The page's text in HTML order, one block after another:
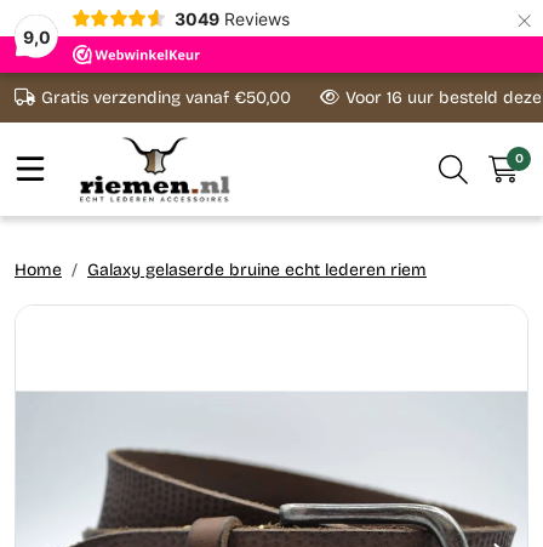
9,0
3049 Reviews ×
Ga naar content
Gratis verzending vanaf €50,00 Voor 16 uur besteld
0
Home Galaxy gelaserde bruine echt lederen riem